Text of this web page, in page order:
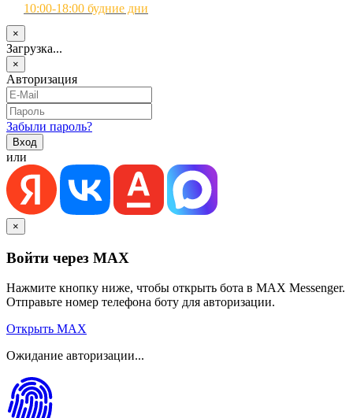
10:00-18:00 будние дни
×
Загрузка...
×
Авторизация
Забыли пароль?
или
×
Войти через MAX
Нажмите кнопку ниже, чтобы открыть бота в MAX Messenger.
Отправьте номер телефона боту для авторизации.
Открыть MAX
Ожидание авторизации...